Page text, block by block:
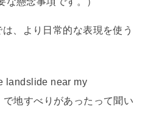
、より日常的な表現を使う
landslide near my
地すべりがあったって聞い